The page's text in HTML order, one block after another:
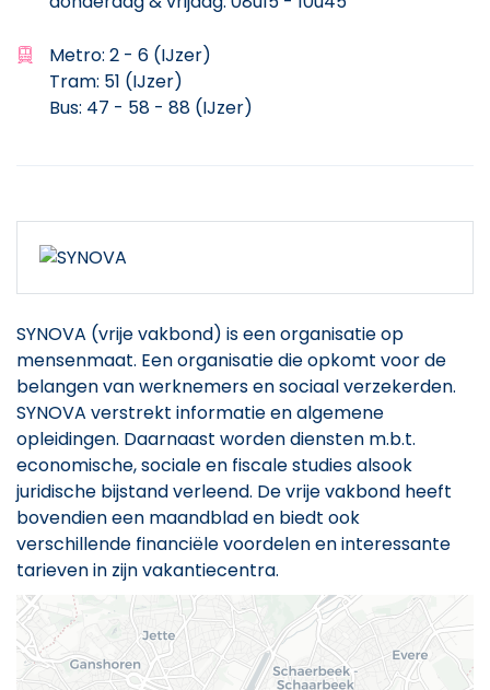
SYNOVA (vrije vakbond) is een organisatie op
mensenmaat. Een organisatie die opkomt voor de
belangen van werknemers en sociaal verzekerden.
SYNOVA verstrekt informatie en algemene
opleidingen. Daarnaast worden diensten m.b.t.
economische, sociale en fiscale studies alsook
juridische bijstand verleend. De vrije vakbond heeft
bovendien een maandblad en biedt ook
verschillende financiële voordelen en interessante
tarieven in zijn vakantiecentra.
Metro: 2 - 6 (IJzer)
Tram: 51 (IJzer)
Bus: 47 - 58 - 88 (IJzer)